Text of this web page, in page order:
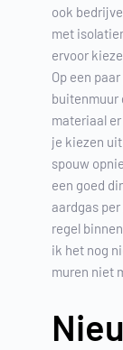
ook
met
ervoor
Op een
buitenmuur
materiaal
je kiezen
spouw
een goed
aardgas per
regel
ik het nog
muren niet